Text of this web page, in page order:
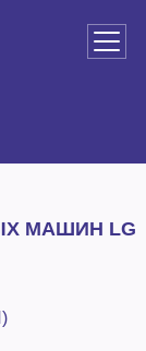
МАШИН В
В
МАШИН LG